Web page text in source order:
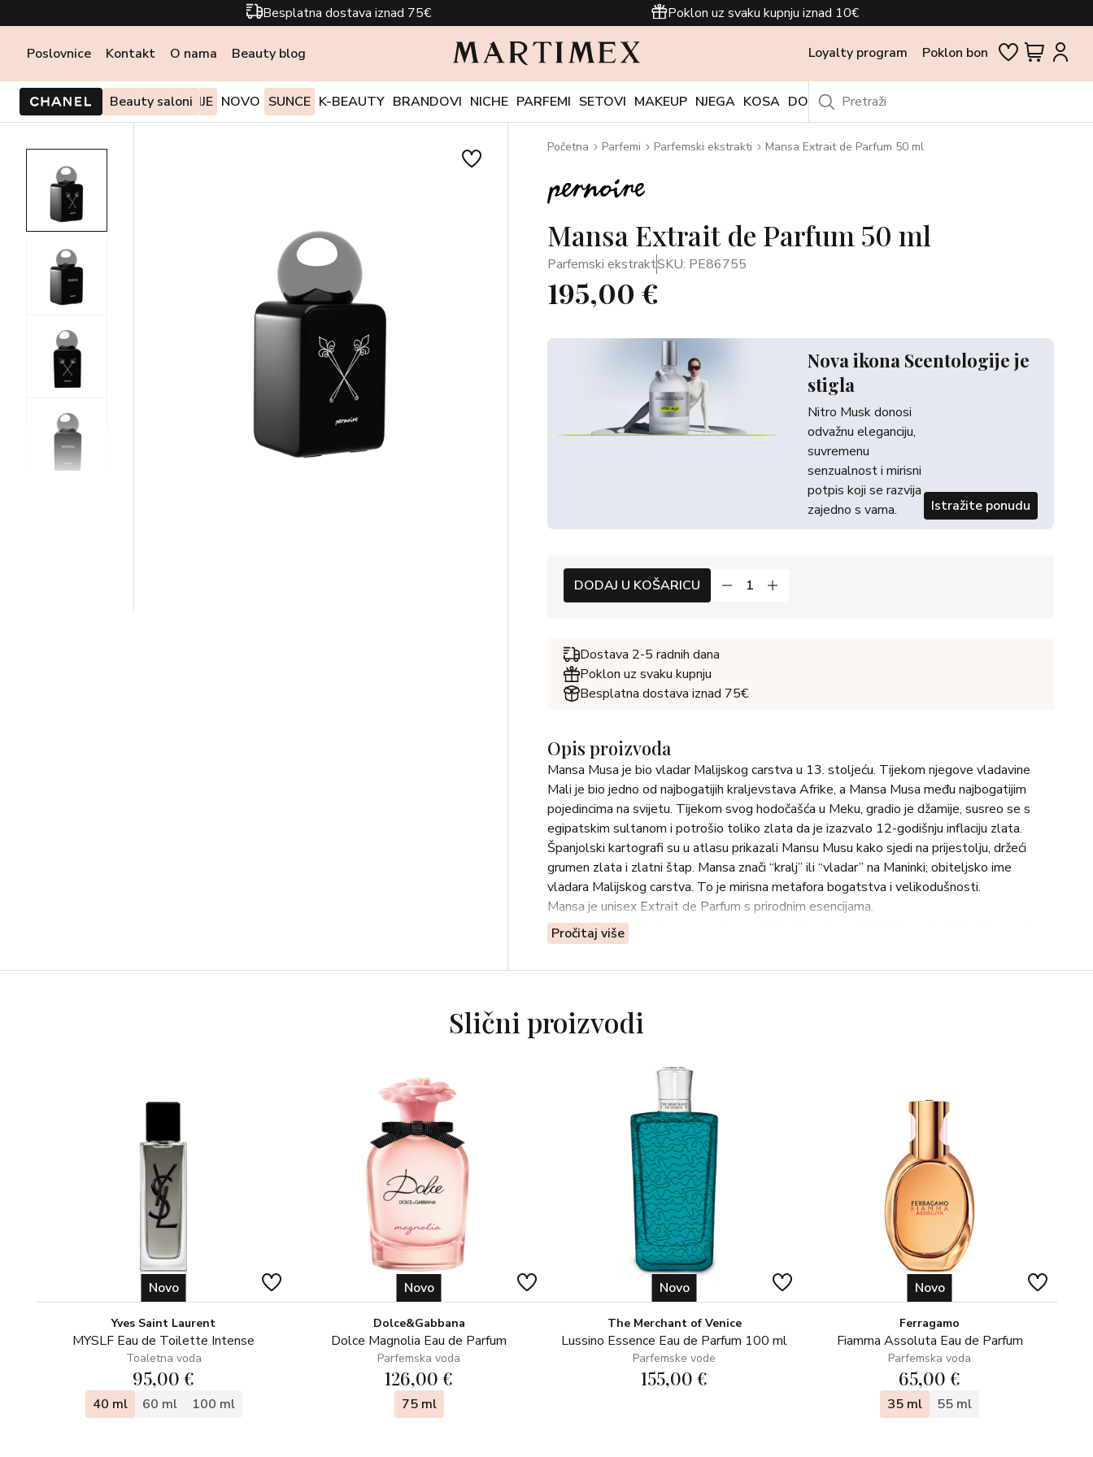
Besplatna dostava iznad 75€ Poklon uz svaku kupnju iznad 10€
Poslovnice Kontakt O nama Beauty blog Loyalty program Poklon bon
Beauty saloni
PONUDE I AKCIJE NOVO SUNCE K-BEAUTY BRANDOVI NICHE PARFEMI SETOVI MAKEUP NJEGA KOSA DODACI OUTLET
Početna Parfemi Parfemski ekstrakti Mansa Extrait de Parfum 50 ml
Mansa Extrait de Parfum 50 ml
Parfemski ekstraktSKU: PE86755
195,00 €
Nova ikona Scentologije je
stigla
Nitro Musk donosi
odvažnu eleganciju,
suvremenu
senzualnost i mirisni
potpis koji se razvija
zajedno s vama.
Istražite ponudu
DODAJ U KOŠARICU
Dostava 2-5 radnih dana
Poklon uz svaku kupnju
Besplatna dostava iznad 75€
Opis proizvoda
Mansa Musa je bio vladar Malijskog carstva u 13. stoljeću. Tijekom njegove vladavine
Mali je bio jedno od najbogatijih kraljevstava Afrike, a Mansa Musa među najbogatijim
pojedincima na svijetu. Tijekom svog hodočašća u Meku, gradio je džamije, susreo se s
egipatskim sultanom i potrošio toliko zlata da je izazvalo 12-godišnju inflaciju zlata.
Španjolski kartografi su u atlasu prikazali Mansu Musu kako sjedi na prijestolju, držeći
grumen zlata i zlatni štap. Mansa znači “kralj” ili “vladar” na Maninki; obiteljsko ime
vladara Malijskog carstva. To je mirisna metafora bogatstva i velikodušnosti.
Mansa je unisex Extrait de Parfum s prirodnim esencijama.
Mansa miris osvojio je suce na Art and Olfaction Awards 2023., postavši finalist među
više od 1000 prijava. Izabran naslijepo od profesionalaca u industriji, Mansa je osigurao
MAGIJA IZA BRANDA: Cilj Manse bio je stvoriti mirisnu osobnost koja predstavlja
u povijesnim knjigama, naravno, izabran je Mansa Musa. Musa je otišao na hodočašće u
Mekku 1324. godine, putujući sa ogromnom pratnjom i ogromnom zalihom zlata. Na putu
je proveo neko vrijeme u Kairu, gdje je njegovo velikodušno davanje navodno značajno
utjecalo na vrijednost zlata u Egiptu i privuklo pozornost šireg muslimanskog svijeta.
Pročitaj više
Slični proizvodi
Novo
Yves Saint Laurent
MYSLF Eau de Toilette Intense
Toaletna voda
95,00 €
40 ml 60 ml 100 ml
Novo
Dolce&Gabbana
Dolce Magnolia Eau de Parfum
Parfemska voda
126,00 €
75 ml
Novo
The Merchant of Venice
Lussino Essence Eau de Parfum 100 ml
Parfemske vode
155,00 €
Novo
Ferragamo
Fiamma Assoluta Eau de Parfum
Parfemska voda
65,00 €
35 ml 55 ml